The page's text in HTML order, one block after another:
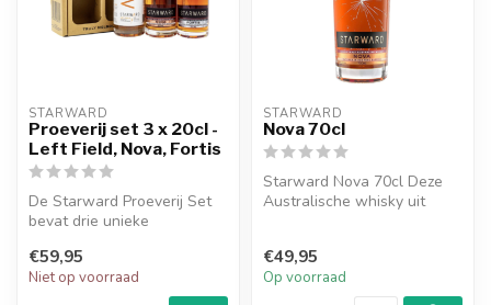
STARWARD
Proeverij set 3 x 20cl -
Left Field, Nova, Fortis
De Starward Proeverij Set
bevat drie unieke
Left Fiel...
€59,95
Niet op voorraad
STARWARD
Nova 70cl
Starward Nova 70cl Deze
Australische whisky uit
€49,95
Op voorraad